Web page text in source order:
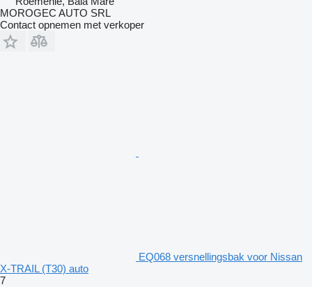
MOROGEC AUTO SRL
Contact opnemen met verkoper
EQ068 versnellingsbak voor Nissan
X-TRAIL (T30) auto
7